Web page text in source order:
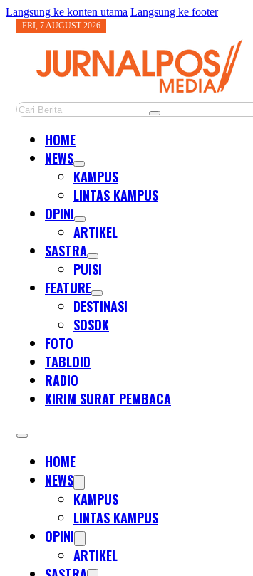
Langsung ke konten utama Langsung ke footer
FRI, 7 AUGUST 2026
Cari
HOME
NEWS
KAMPUS
LINTAS KAMPUS
OPINI
ARTIKEL
SASTRA
PUISI
FEATURE
DESTINASI
SOSOK
FOTO
TABLOID
RADIO
KIRIM SURAT PEMBACA
HOME
NEWS
KAMPUS
LINTAS KAMPUS
OPINI
ARTIKEL